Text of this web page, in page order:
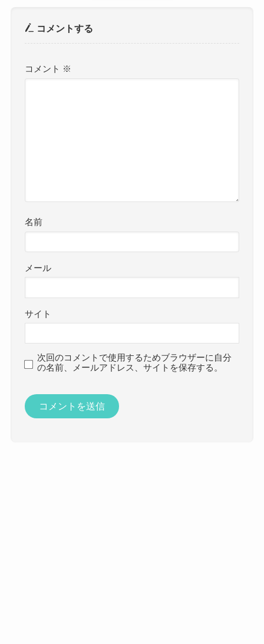
コメントする
コメント ※
名前
メール
サイト
次回のコメントで使用するためブラウザーに自分
の名前、メールアドレス、サイトを保存する。